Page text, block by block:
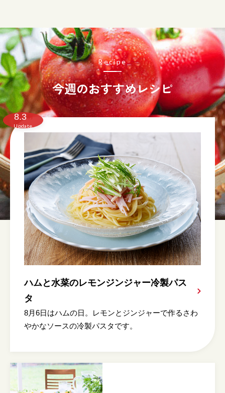
今週のおすすめレシピ
Recipe
8.3
Update
ハムと水菜のレモンジンジャー冷製パス
タ
8月6日はハムの日。レモンとジンジャーで作るさわ
やかなソースの冷製パスタです。